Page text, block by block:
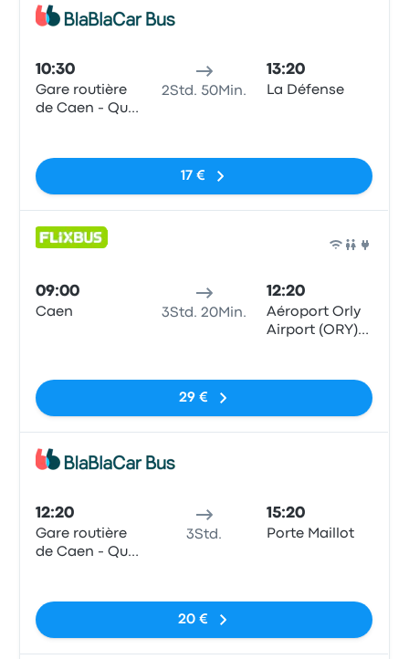
10:30
Gare routière
de Caen - Quai
2Std. 50Min.
13:20
La Défense
17 €
09:00
Caen 3Std. 20Min.
12:20
Aéroport Orly
Airport (ORY)
29 €
12:20
Gare routière
de Caen - Quai
3Std.
15:20
Porte Maillot
20 €